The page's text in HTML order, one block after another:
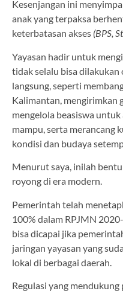
Kesenjangan ini
anak yang terpaksa
keterbatasan akses (BPS,
Yayasan hadir untuk
tidak selalu bisa
langsung, seperti
Kalimantan, mengirimkan
mengelola beasiswa
mampu, serta merancang
kondisi dan budaya
Menurut saya, inilah
royong di era modern.
Pemerintah telah
100% dalam RPJMN
bisa dicapai jika
jaringan yayasan yang
lokal di berbagai daerah.
Regulasi yang